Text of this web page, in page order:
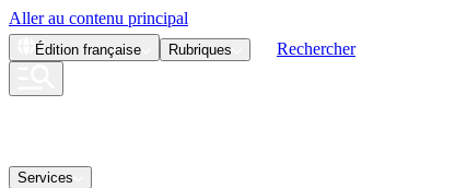
Aller au contenu principal
Édition française Rubriques Rechercher
Services